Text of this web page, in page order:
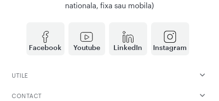
Facebook Youtube LinkedIn Instagram
nationala, fixa sau mobila)
UTILE
CONTACT